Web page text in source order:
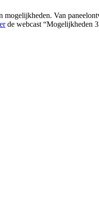
mogelijkheden. Van
de webcast “Mogelijkheden